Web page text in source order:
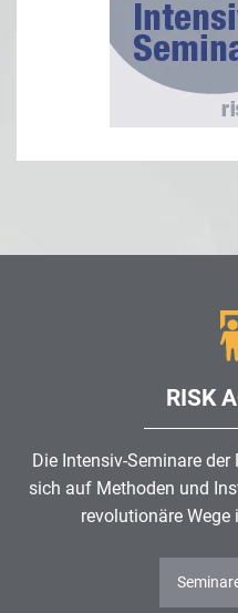
RISK
Die Intensiv-Seminare
sich auf Methoden und
revolutionäre Wege